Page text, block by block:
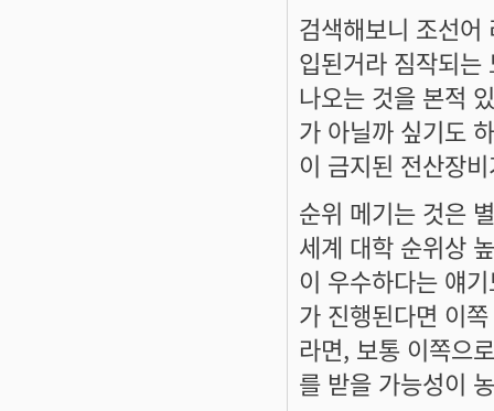
검색해보니 조선
입된거라 짐작되는
나오는 것을 본적
가 아닐까 싶기도
이 금지된 전산장
순위 메기는 것은
세계 대학 순위상
이 우수하다는 얘
가 진행된다면 이
라면, 보통 이쪽으
를 받을 가능성이